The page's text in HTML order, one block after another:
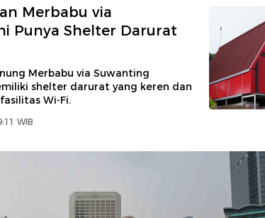
Merbabu via
Punya Shelter Darurat
Merbabu via Suwanting
shelter darurat yang keren dan
Wi-Fi.
WIB